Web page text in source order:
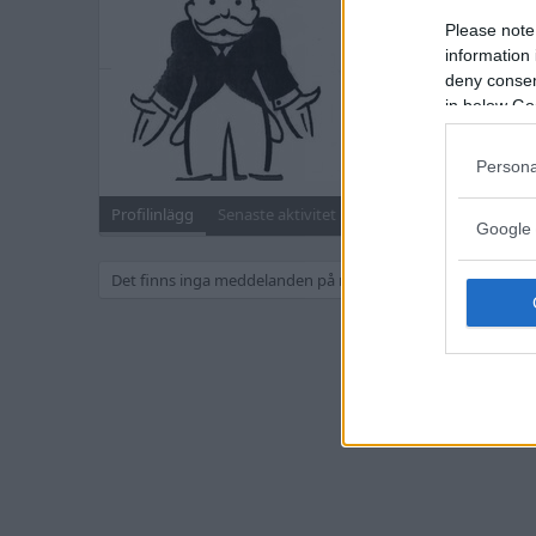
Please
information
deny
in below
Google
5 April 2016
20
Profilinlägg Senaste aktivitet
Det finns inga meddelanden på mattias92 s profil än.